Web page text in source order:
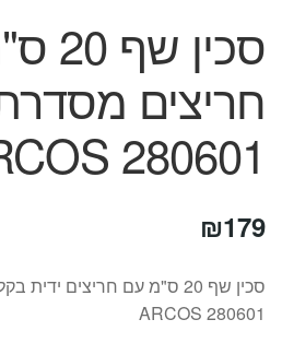
חריצים
280601 ARCOS
₪179
סכין שף 20 ס"מ עם חריצים
280601 ARCOS